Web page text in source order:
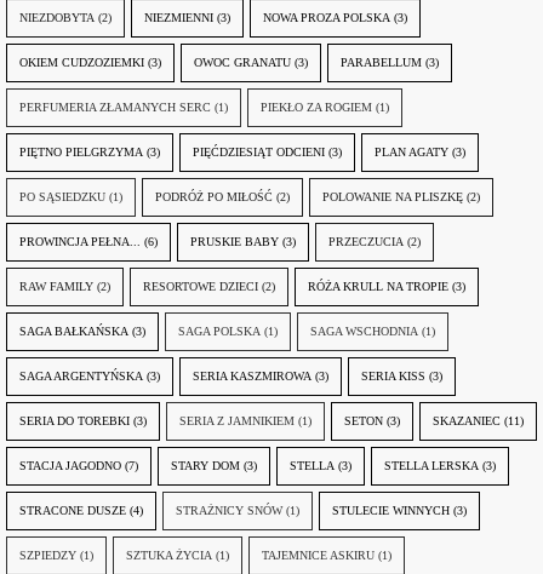
NIEZDOBYTA (2) NIEZMIENNI (3) NOWA PROZA POLSKA (3)
OKIEM CUDZOZIEMKI (3) OWOC GRANATU (3) PARABELLUM (3)
PERFUMERIA ZŁAMANYCH SERC (1) PIEKŁO ZA ROGIEM (1)
PIĘTNO PIELGRZYMA (3) PIĘĆDZIESIĄT ODCIENI (3) PLAN AGATY (3)
PO SĄSIEDZKU (1) PODRÓŻ PO MIŁOŚĆ (2) POLOWANIE NA PLISZKĘ (2)
PROWINCJA PEŁNA... (6) PRUSKIE BABY (3) PRZECZUCIA (2)
RAW FAMILY (2) RESORTOWE DZIECI (2) RÓŻA KRULL NA TROPIE (3)
SAGA BAŁKAŃSKA (3) SAGA POLSKA (1) SAGA WSCHODNIA (1)
SAGA ARGENTYŃSKA (3) SERIA KASZMIROWA (3) SERIA KISS (3)
SERIA DO TOREBKI (3) SERIA Z JAMNIKIEM (1) SETON (3) SKAZANIEC (11)
STACJA JAGODNO (7) STARY DOM (3) STELLA (3) STELLA LERSKA (3)
STRACONE DUSZE (4) STRAŻNICY SNÓW (1) STULECIE WINNYCH (3)
SZPIEDZY (1) SZTUKA ŻYCIA (1) TAJEMNICE ASKIRU (1)